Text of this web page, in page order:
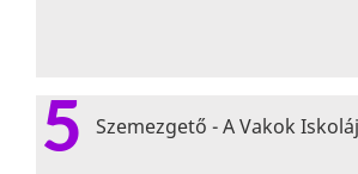
5 Szemezgető - A Vakok